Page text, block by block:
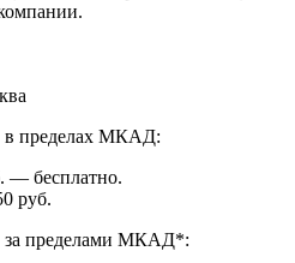
в пределах МКАД:
— бесплатно.
руб.
за пределами МКАД*: